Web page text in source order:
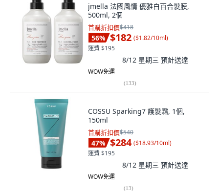
jmella 法國風情 優雅白百合髮膜,
500ml, 2個
首購折扣價$418
56% $182 ($1.82/10ml)
運費 $195
8/12 星期三 預計送達
WOW免運
(133)
COSSU Sparking7 護髮霜, 1個,
150ml
首購折扣價$540
47% $284 ($18.93/10ml)
運費 $195
8/12 星期三 預計送達
WOW免運
(13)